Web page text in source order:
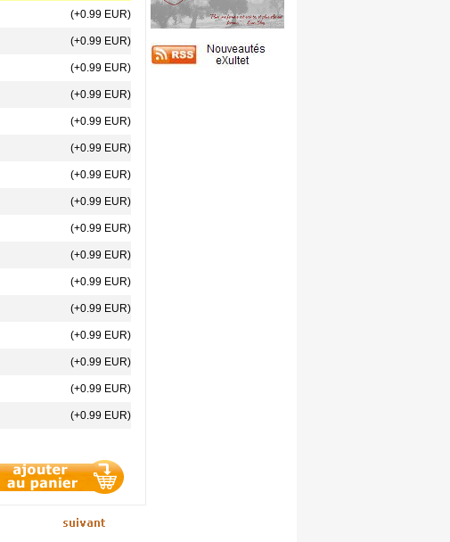
(+0.99 EUR)
(+0.99 EUR)
(+0.99 EUR)
(+0.99 EUR)
(+0.99 EUR)
(+0.99 EUR)
(+0.99 EUR)
(+0.99 EUR)
(+0.99 EUR)
(+0.99 EUR)
(+0.99 EUR)
(+0.99 EUR)
(+0.99 EUR)
(+0.99 EUR)
(+0.99 EUR)
(+0.99 EUR)